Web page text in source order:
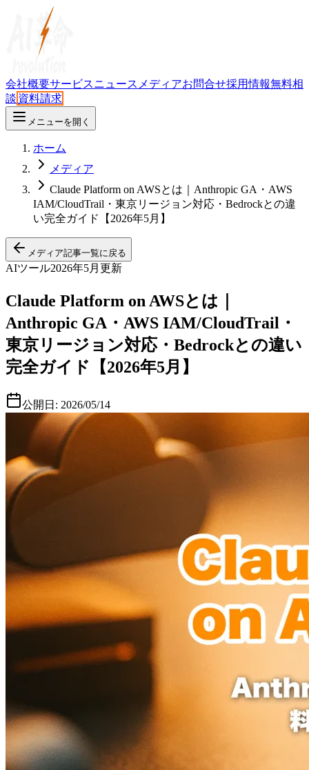
会社概要サービスニュース メディアお問合せ採用情報無料相
談 資料請求
メニューを開く
ホーム
メディア
Claude Platform on AWSとは｜Anthropic GA・AWS
IAM/CloudTrail・東京リージョン対応・Bedrockとの違
い完全ガイド【2026年5月】
メディア記事一覧に戻る
AIツール2026年5月更新
Claude Platform on AWSとは｜
Anthropic GA・AWS IAM/CloudTrail・
東京リージョン対応・Bedrockとの違い
完全ガイド【2026年5月】
公開日: 2026/05/14